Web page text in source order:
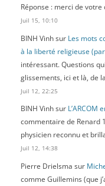
Réponse : merci de
Juil 15, 10:10
BINH Vinhsur Les mots
à la liberté religieuse (par
intéressant. Questions
glissements, ici et là, de
Juil 12, 22:25
BINH Vinhsur L’ARCOM
commentaire de Renard
physicien reconnu et
Juil 12, 14:38
Pierre Drielsma sur
comme Guillemins (que